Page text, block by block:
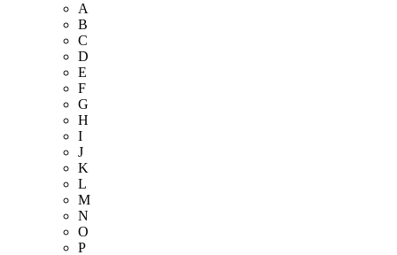
A
B
C
D
E
F
G
H
I
J
K
L
M
N
O
P